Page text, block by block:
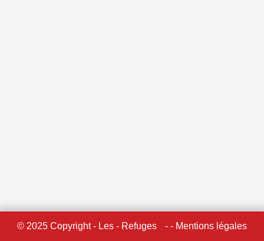
© 2025 Copyright - Les - Refuges - - Mentions légales